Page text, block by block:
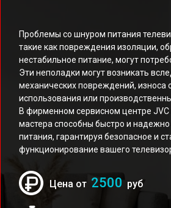
Проблемы со шнуром питания
такие как повреждения изоляции,
нестабильное питание, могут
Эти неполадки могут возникать
механических повреждений, износа
использования или
В фирменном сервисном центре
мастера способны быстро и
питания, гарантируя безопасное и
функционирование вашего
Цена от 2500 руб